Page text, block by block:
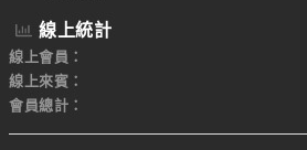
線上統計
線上會員
線上來賓
會員總計